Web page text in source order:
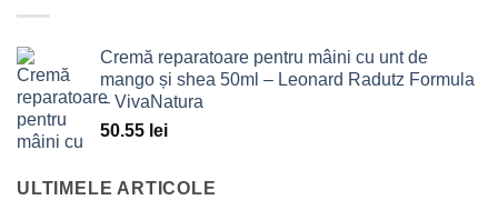
Cremă reparatoare pentru mâini cu unt de
mango și shea 50ml – Leonard Radutz Formula
– VivaNatura
50.55 lei
ULTIMELE ARTICOLE